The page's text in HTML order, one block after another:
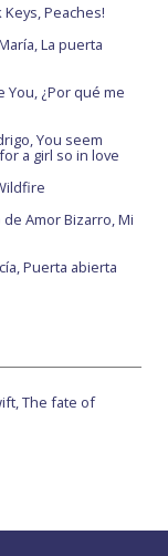
Keys, Peaches!
La puerta
You, ¿Por qué me
You seem
a girl so in love
Amor Bizarro, Mi
Puerta abierta
The fate of